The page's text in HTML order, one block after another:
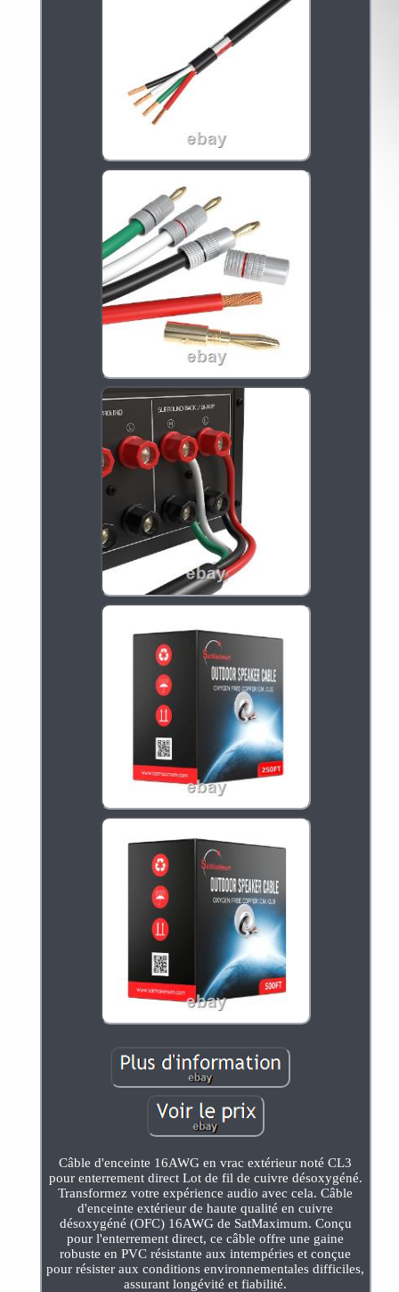
Câble d'enceinte 16AWG en vrac extérieur noté CL3
pour enterrement direct Lot de fil de cuivre désoxygéné.
Transformez votre expérience audio avec cela. Câble
d'enceinte extérieur de haute qualité en cuivre
désoxygéné (OFC) 16AWG de SatMaximum. Conçu
pour l'enterrement direct, ce câble offre une gaine
robuste en PVC résistante aux intempéries et conçue
pour résister aux conditions environnementales difficiles,
assurant longévité et fiabilité.